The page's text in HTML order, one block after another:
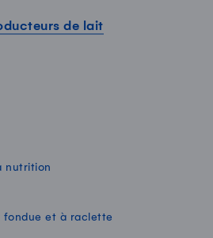
de lait
nutrition
fondue et à raclette